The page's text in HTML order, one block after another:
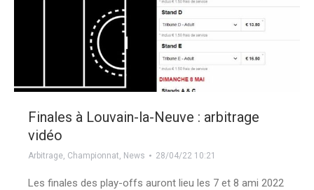
Finales à Louvain-la-Neuve : arbitrage
vidéo
Arbitrage, Championnat, News 28/04/22 10:21
Les finales des play-offs auront lieu les 7 et 8 ami 2022